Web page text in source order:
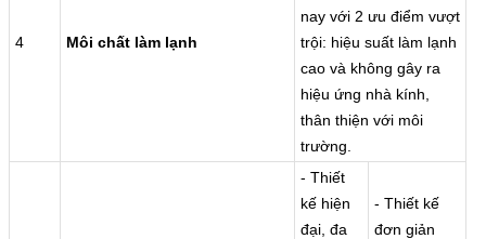
4 Môi chất làm lạnh
nay với 2 ưu điểm vượt
trội: hiệu suất làm lạnh
cao và không gây ra
hiệu ứng nhà kính,
thân thiện với môi
trường.
- Thiết
kế hiện
đại, đa
- Thiết kế
đơn giản